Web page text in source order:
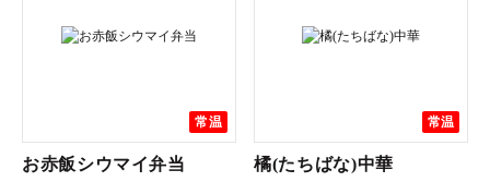
常温
お赤飯シウマイ弁当
常温
橘(たちばな)中華